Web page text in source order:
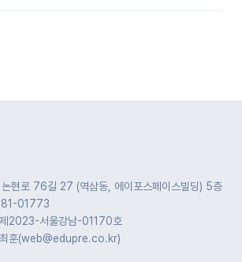
현로 76길 27 (역삼동, 에이포스페이스빌딩) 5층
81-01773
2023-서울강남-01170호
최훈(web@edupre.co.kr)